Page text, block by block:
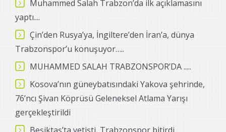
Muhammed Salah Trabzon’da ilk açıklamasını
yaptı....
Çin’den Rusya’ya, İngiltere’den İran’a, dünya
Trabzonspor’u konuşuyor…..
MUHAMMED SALAH TRABZONSPOR’DA .....
Kosova’nın güneybatısındaki Yakova şehrinde,
76’ncı Şivan Köprüsü Geleneksel Atlama Yarışı
gerçekleştirildi